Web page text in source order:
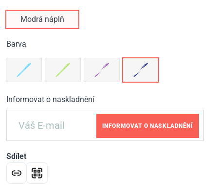
Modrá náplň
Barva
Informovat o naskladnění
INFORMOVAT O NASKLADNĚNÍ
Sdílet